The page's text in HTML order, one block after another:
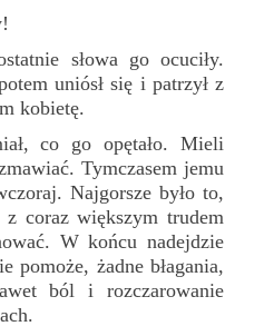
słowa go ocuciły.
uniósł się i patrzył z
kobietę.
co go opętało. Mieli
Tymczasem jemu
Najgorsze było to,
coraz większym trudem
W końcu nadejdzie
pomoże, żadne błagania,
ból i rozczarowanie